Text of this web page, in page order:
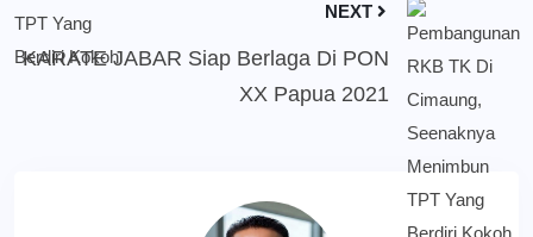
NEXT
KARATE JABAR Siap Berlaga Di PON
XX Papua 2021